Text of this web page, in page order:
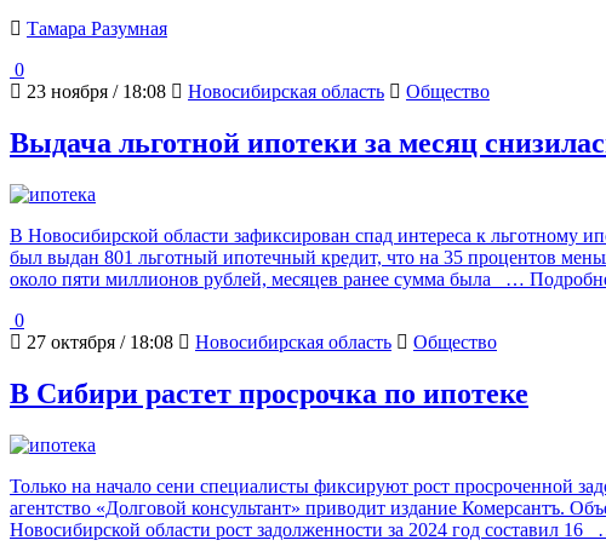
Тамара Разумная
0
23 ноября / 18:08
Новосибирская область Общество
Выдача льготной ипотеки за месяц
В Новосибирской области зафиксирован спад интереса к льготному
был выдан 801 льготный ипотечный кредит, что на 35 процентов
около пяти миллионов рублей, месяцев ранее сумма была
…
0
27 октября / 18:08
Новосибирская область Общество
В Сибири растет просрочка по ипотеке
Только на начало сени специалисты фиксируют рост просроченной
агентство «Долговой консультант» приводит издание Комерсантъ.
Новосибирской области рост задолженности за 2024 год составил 16